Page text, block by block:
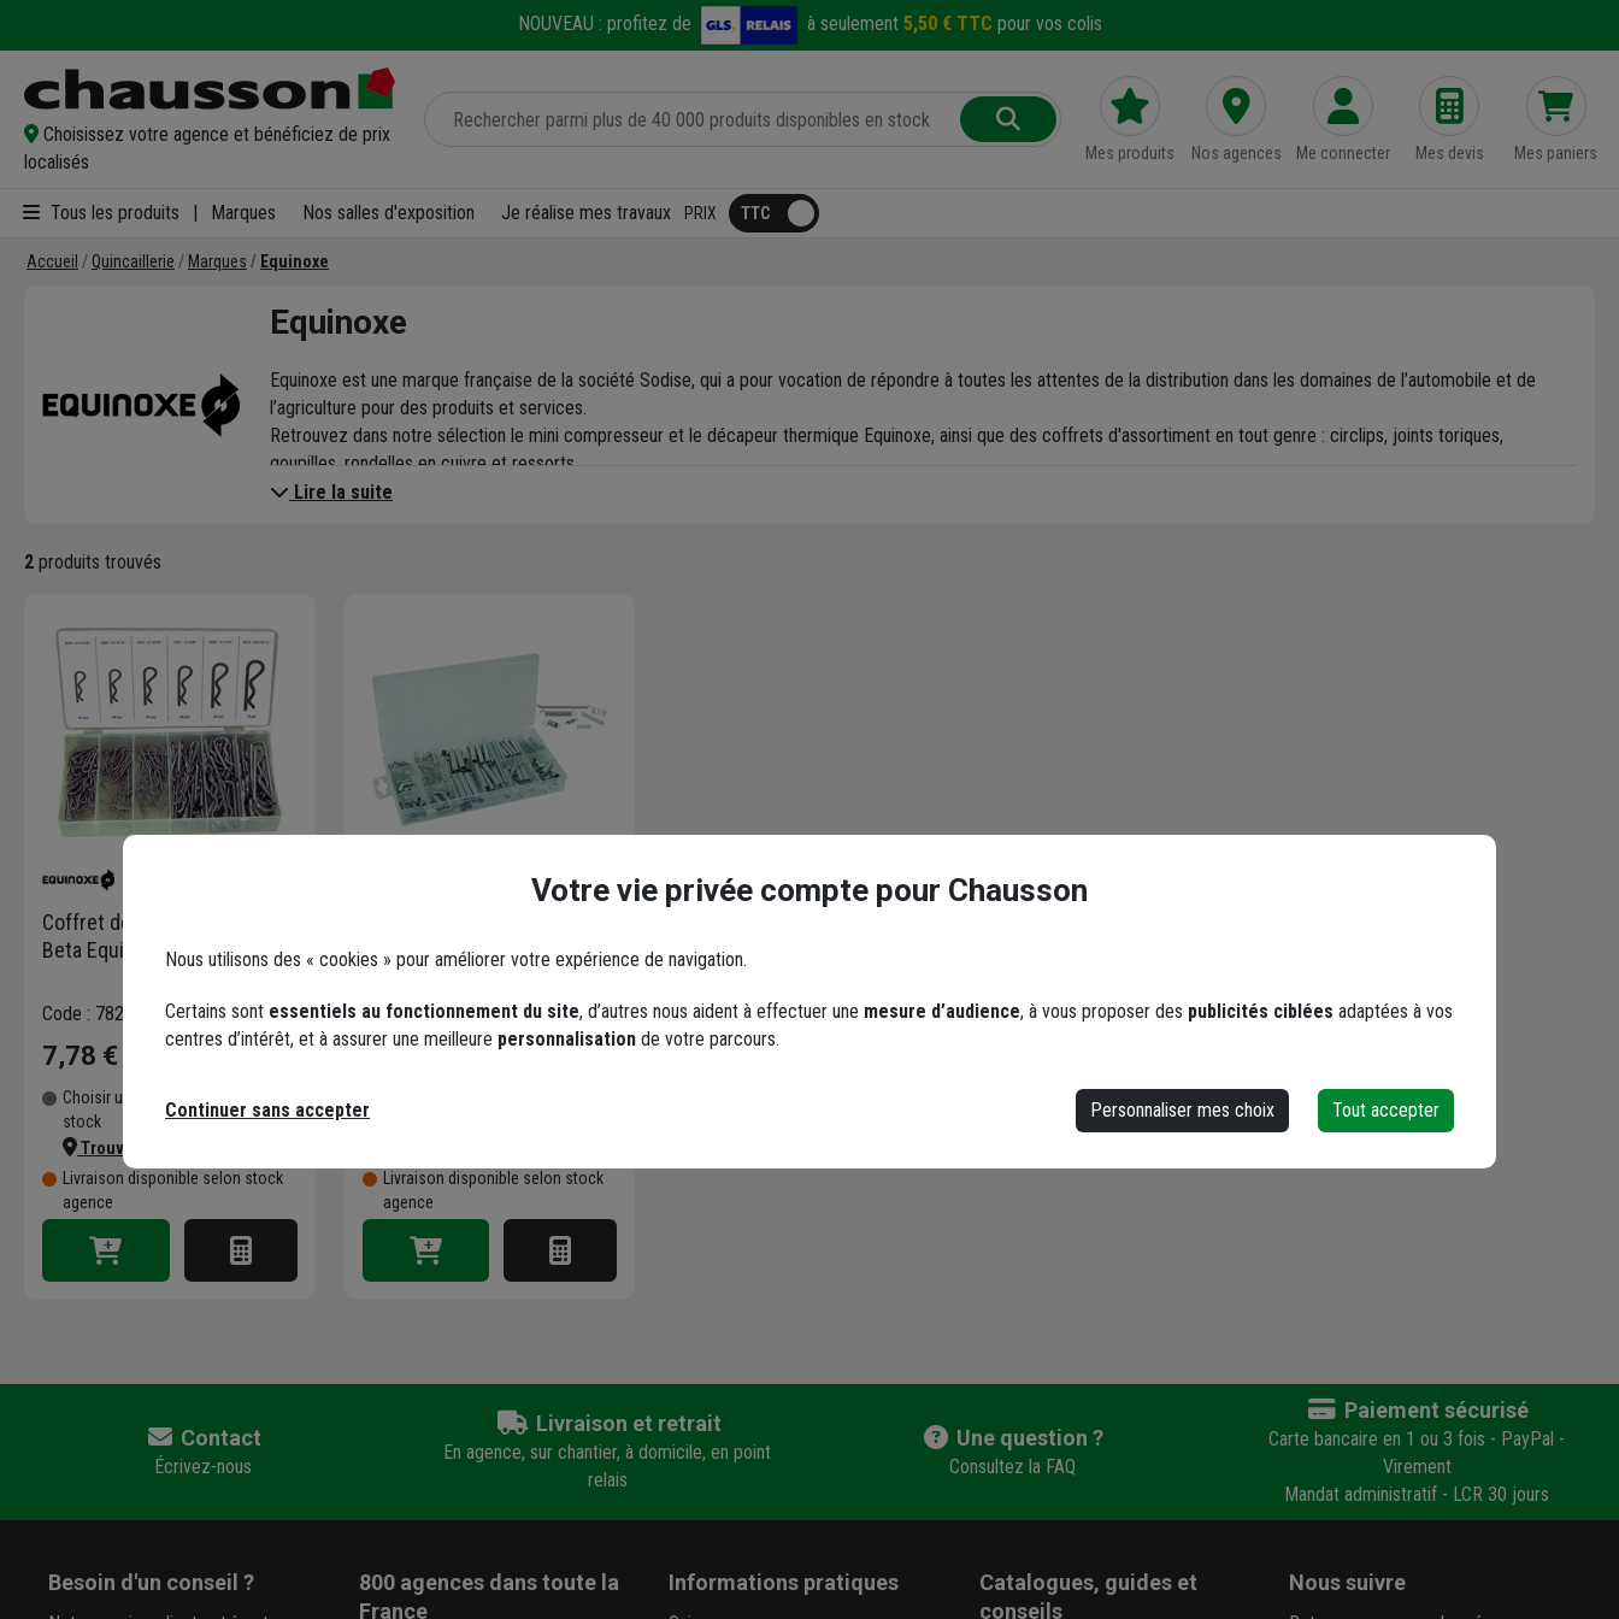
NOUVEAU : profitez de à seulement 5,50 € TTC pour vos colis
Choisissez votre agence et bénéficiez de prix
localisés
Mes produits Nos agences Me connecter Mes devis Mes paniers
Tous les produits Marques Nos salles d'exposition Je réalise mes travaux PRIX
Accueil Quincaillerie Marques Equinoxe
Equinoxe
Equinoxe est une marque française de la société Sodise, qui a pour vocation de répondre à toutes les attentes de la distribution dans les domaines de l’automobile et de
l’agriculture pour des produits et services.
Retrouvez dans notre sélection le mini compresseur et le décapeur thermique Equinoxe, ainsi que des coffrets d'assortiment en tout genre : circlips, joints toriques,
goupilles, rondelles en cuivre et ressorts.
Lire la suite
2 produits trouvés
Coffret de 150 goupilles
Beta Equinoxe 6 dimensions
Code : 782637-1
7,78 €
Choisir une agence pour vérifier le
stock
Trouver du stock en agence
Livraison disponible selon stock
agence
ressorts
Code : 782642-1
7,85 €
Livraison disponible selon stock
agence
Contact
Écrivez-nous
Livraison et retrait
En agence, sur chantier, à domicile, en point
relais
Une question ?
Consultez la FAQ
Paiement sécurisé
Carte bancaire en 1 ou 3 fois - PayPal -
Virement
Mandat administratif - LCR 30 jours
Besoin d'un conseil ? 800 agencesdans toute la
France
Informations pratiques
Catalogues, guides et
conseils
Nous suivre
Votre vie privée compte pour Chausson
Nous utilisons des « cookies » pour améliorer votre expérience de navigation.
Certains sont essentiels au fonctionnement du site, d’autres nous aident à effectuer une mesure d’audience, à vous proposer des publicités ciblées adaptées à vos
centres d’intérêt, et à assurer une meilleure personnalisation de votre parcours.
Personnaliser mes choix Tout accepter
Continuer sans accepter